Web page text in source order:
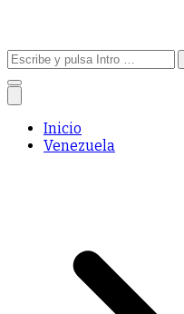
Buscar:
Inicio
Venezuela